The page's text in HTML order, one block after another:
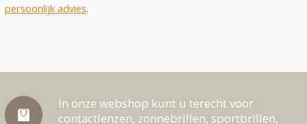
persoonlijk advies.
In onze webshop kunt u terecht voor
contactlenzen, zonnebrillen, sportbrillen,